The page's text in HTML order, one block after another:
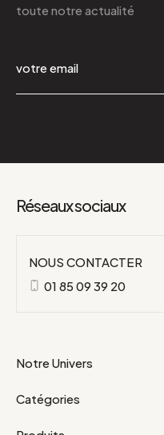
toute notre actualité
Réseaux sociaux
NOUS CONTACTER
01 85 09 39 20
Notre Univers
Catégories